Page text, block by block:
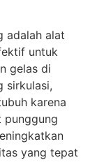
adalah alat
untuk
gelas di
sirkulasi,
karena
punggung
yang tepat